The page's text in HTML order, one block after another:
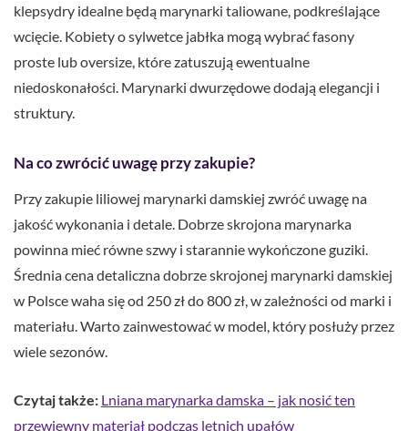
klepsydry idealne będą marynarki taliowane, podkreślające
wcięcie. Kobiety o sylwetce jabłka mogą wybrać fasony
proste lub oversize, które zatuszują ewentualne
niedoskonałości. Marynarki dwurzędowe dodają elegancji i
struktury.
Na co zwrócić uwagę przy zakupie?
Przy zakupie liliowej marynarki damskiej zwróć uwagę na
jakość wykonania i detale. Dobrze skrojona marynarka
powinna mieć równe szwy i starannie wykończone guziki.
Średnia cena detaliczna dobrze skrojonej marynarki damskiej
w Polsce waha się od 250 zł do 800 zł, w zależności od marki i
materiału. Warto zainwestować w model, który posłuży przez
wiele sezonów.
Czytaj także: Lniana marynarka damska – jak nosić ten
przewiewny materiał podczas letnich upałów